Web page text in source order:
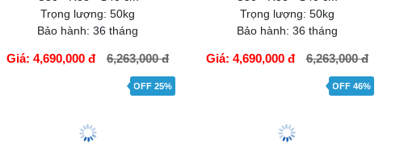
Két sắt việt tiệp BO50FE
Luxury màu xanh
Miễn phí vận chuyển
C50 * R38 * S40 cm
50kg
36 tháng
Giá: 4,690,000 đ
Két sắt việt tiệp BO50FE
Luxury màu gold
Miễn phí vận chuyển
C50 * R38 * S40 cm
50kg
36 tháng
Giá: 4,690,000 đ